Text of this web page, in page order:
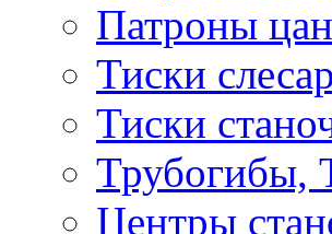
Патроны
Тиски
Тиски
Трубогибы,
Центры